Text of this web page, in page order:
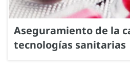
Aseguramiento de la
tecnologías sanitarias